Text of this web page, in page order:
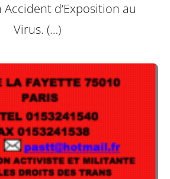
d’Exposition au
Virus. (…)